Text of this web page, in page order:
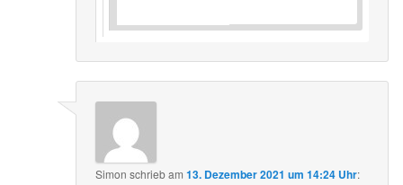
Simon schriebam13. Dezember 2021 um 14:24 Uhr: